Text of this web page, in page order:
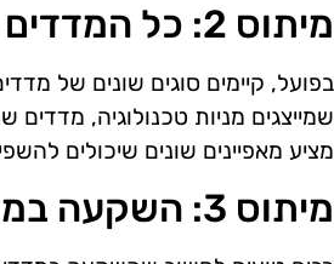
מיתוס 2: כל המדדים הם אותו הדבר
בפועל, קיימים סוגים שונים של
שמייצגים מניות טכנולוגיה,
מציע מאפיינים שונים שיכולים
מיתוס 3: השקעה במדדים היא רק למתחילים